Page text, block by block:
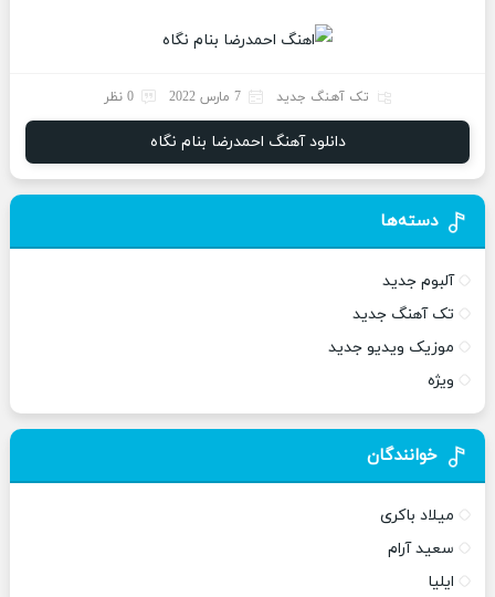
تک آهنگ جدید 7 مارس 2022 0 نظر
دانلود آهنگ احمدرضا بنام نگاه
دسته‌ها
آلبوم جدید
تک آهنگ جدید
موزیک ویدیو جدید
ویژه
خوانندگان
میلاد باکری
سعید آرام
ایلیا